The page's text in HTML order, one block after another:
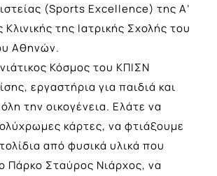
(Sports Excellence) της Α’
της Ιατρικής Σχολής του
Αθηνών.
Κόσμος του ΚΠΙΣΝ
εργαστήρια για παιδιά και
την οικογένεια. Ελάτε να
κάρτες, να φτιάξουμε
από φυσικά υλικά που
Πάρκο Σταύρος Νιάρχος, να